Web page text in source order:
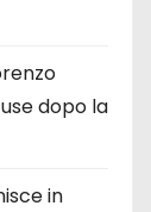
dopo la
in